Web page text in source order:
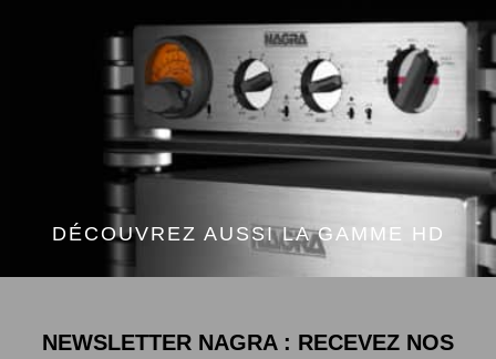
DÉCOUVREZ AUSSI LA GAMME HD
NEWSLETTER NAGRA : RECEVEZ NOS